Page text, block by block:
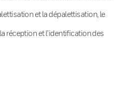
et la dépalettisation, le
réception et l’identification des